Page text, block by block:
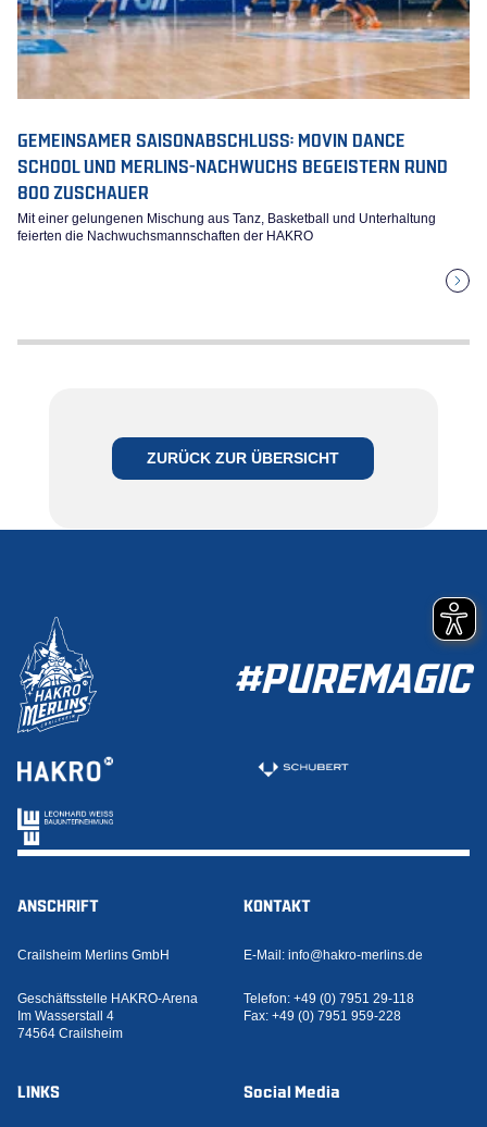
GEMEINSAMER SAISONABSCHLUSS: MOVIN DANCE
SCHOOL UND MERLINS-NACHWUCHS BEGEISTERN RUND
800 ZUSCHAUER
Mit einer gelungenen Mischung aus Tanz, Basketball und Unterhaltung
feierten die Nachwuchsmannschaften der HAKRO
ZURÜCK ZUR ÜBERSICHT
#PUREMAGIC
ANSCHRIFT
Crailsheim Merlins GmbH
Geschäftsstelle HAKRO-Arena
Im Wasserstall 4
74564 Crailsheim
KONTAKT
E-Mail: info@hakro-merlins.de
Telefon: +49 (0) 7951 29-118
Fax: +49 (0) 7951 959-228
LINKS Social Media